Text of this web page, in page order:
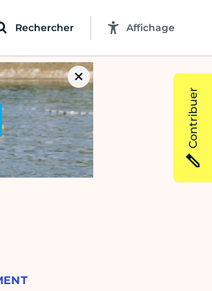
Rechercher Affichage
Contribuer